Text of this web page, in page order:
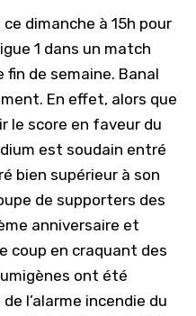
dimanche à 15h pour
1 dans un match
de semaine. Banal
En effet, alors que
le score en faveur du
est soudain entré
bien supérieur à son
de supporters des
anniversaire et
coup en craquant des
ont été
l’alarme incendie du